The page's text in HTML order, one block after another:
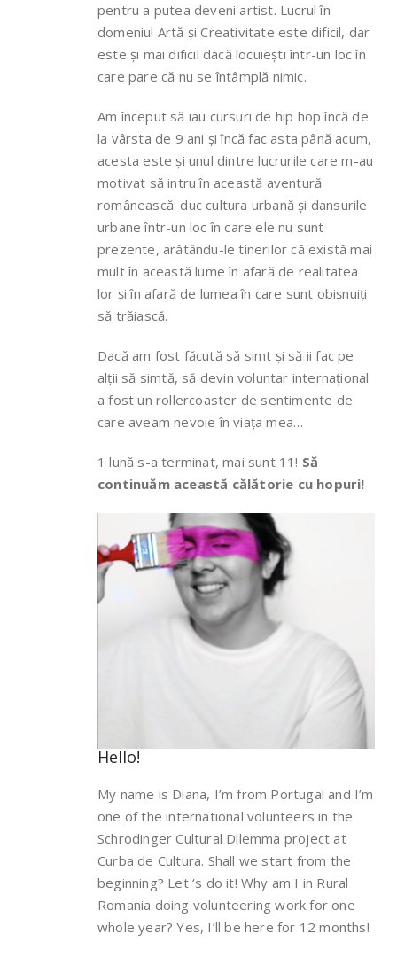
pentru a putea deveni artist. Lucrul în
domeniul Artă și Creativitate este dificil, dar
este și mai dificil dacă locuiești într-un loc în
care pare că nu se întâmplă nimic.
Am început să iau cursuri de hip hop încă de
la vârsta de 9 ani și încă fac asta până acum,
acesta este și unul dintre lucrurile care m-au
motivat să intru în această aventură
românească: duc cultura urbană și dansurile
urbane într-un loc în care ele nu sunt
prezente, arătându-le tinerilor că există mai
mult în această lume în afară de realitatea
lor și în afară de lumea în care sunt obișnuiți
să trăiască.
Dacă am fost făcută să simt și să ii fac pe
alții să simtă, să devin voluntar internațional
a fost un rollercoaster de sentimente de
care aveam nevoie în viața mea…
1 lună s-a terminat, mai sunt 11! Să
continuăm această călătorie cu hopuri!
Hello!
My name is Diana, I’m from Portugal and I’m
one of the international volunteers in the
Schrodinger Cultural Dilemma project at
Curba de Cultura. Shall we start from the
beginning? Let ‘s do it! Why am I in Rural
Romania doing volunteering work for one
whole year? Yes, I’ll be here for 12 months!